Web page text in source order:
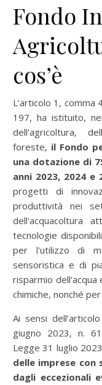
Fondo
cos’è
L’articolo 1,
197, ha istituito,
dell'agricoltura,
foreste, il Fondo
una dotazione di
anni 2023, 2024 e
progetti di
produttività nei
dell'acquacoltura
tecnologie
per l'utilizzo di
sensoristica e di
risparmio dell'acqua
chimiche, nonché
Ai sensi
giugno 2023, n.
Legge 31 luglio
delle imprese
dagli eccezionali